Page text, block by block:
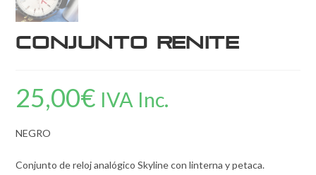
Conjunto renite
25,00€ IVA Inc.
NEGRO
Conjunto de reloj analógico Skyline con linterna y petaca.